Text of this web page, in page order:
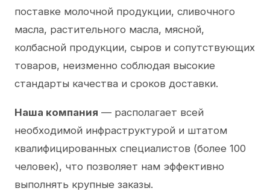
поставке молочной продукции, сливочного
масла, растительного масла, мясной,
колбасной продукции, сыров и сопутствующих
товаров, неизменно соблюдая высокие
стандарты качества и сроков доставки.
Наша компания — располагает всей
необходимой инфраструктурой и штатом
квалифицированных специалистов (более 100
человек), что позволяет нам эффективно
выполнять крупные заказы.